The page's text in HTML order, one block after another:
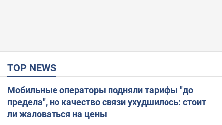
TOP NEWS
Мобильные операторы подняли тарифы "до
предела", но качество связи ухудшилось: стоит
ли жаловаться на цены